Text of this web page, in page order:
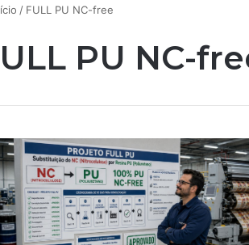
/ FULL PU NC-free
PU NC-